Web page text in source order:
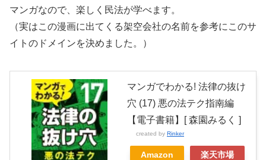
マンガなので、楽しく民法が学べます。
（実はこの漫画に出てくる架空会社の名前を参考にこのサ
イトのドメインを決めました。）
マンガでわかる! 法律の抜け
穴 (17) 悪の法テク指南編
【電子書籍】[ 森園みるく ]
created by Rinker
Amazon 楽天市場